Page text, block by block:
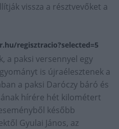
vissza a résztvevőket a
regisztracio?selected=5
a paksi versennyel egy
is újraélesztenek a
a paksi Daróczy báró és
hírére hét kilométert
később
Gyulai János, az